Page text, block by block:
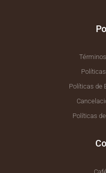
Políticas de
Políticas